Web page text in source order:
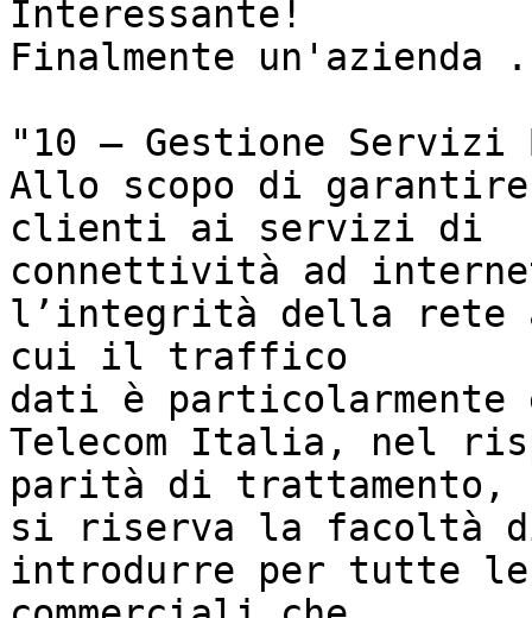
Interessante!
Finalmente
"10 – Gestione Servizi
Allo scopo di
clienti ai servizi di
connettività ad
l’integrità della rete
cui il traffico
dati è particolarmente
Telecom Italia, nel
parità di trattamento,
si riserva la facoltà
introdurre per tutte